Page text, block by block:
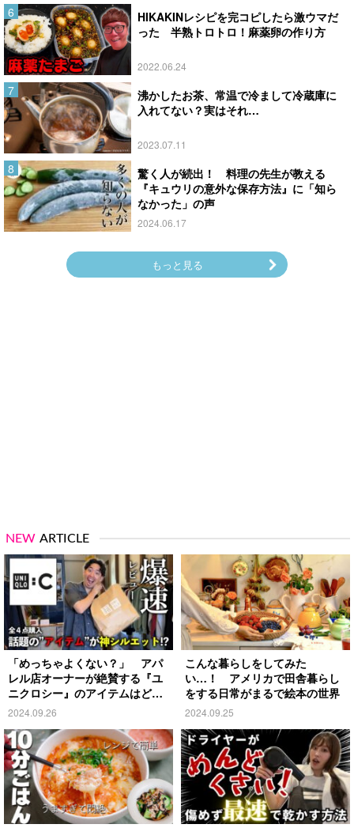
HIKAKINレシピを完コピしたら激ウマだ
った 半熟トロトロ！麻薬卵の作り方
2022.06.24
沸かしたお茶、常温で冷まして冷蔵庫に
入れてない？実はそれ…
2023.07.11
驚く人が続出！ 料理の先生が教える
『キュウリの意外な保存方法』に「知ら
なかった」の声
2024.06.17
もっと見る
NEW ARTICLE
「めっちゃよくない？」 アパ
レル店オーナーが絶賛する『ユ
ニクロシー』のアイテムはど
れ？
2024.09.26
こんな暮らしをしてみた
い…！ アメリカで田舎暮らし
をする日常がまるで絵本の世界
2024.09.25